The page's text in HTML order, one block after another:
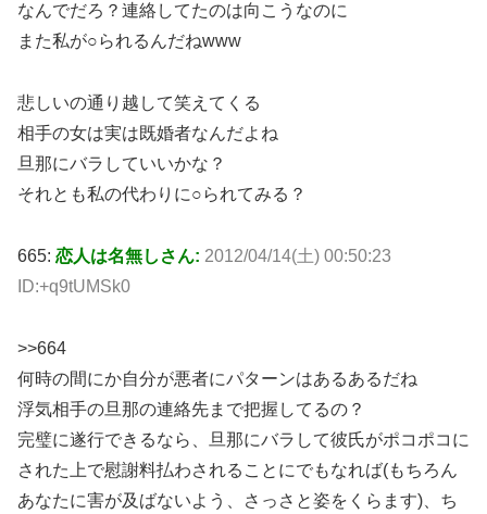
なんでだろ？連絡してたのは向こうなのに
また私が○られるんだねwww
悲しいの通り越して笑えてくる
相手の女は実は既婚者なんだよね
旦那にバラしていいかな？
それとも私の代わりに○られてみる？
665: 恋人は名無しさん: 2012/04/14(土) 00:50:23
ID:+q9tUMSk0
>>664
何時の間にか自分が悪者にパターンはあるあるだね
浮気相手の旦那の連絡先まで把握してるの？
完璧に遂行できるなら、旦那にバラして彼氏がポコポコに
された上で慰謝料払わされることにでもなれば(もちろん
あなたに害が及ばないよう、さっさと姿をくらます)、ち